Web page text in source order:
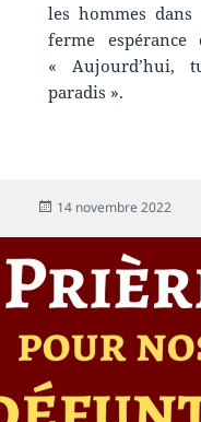
les hommes
ferme
« Aujourd’hui,
paradis ».
14 novembre 2022